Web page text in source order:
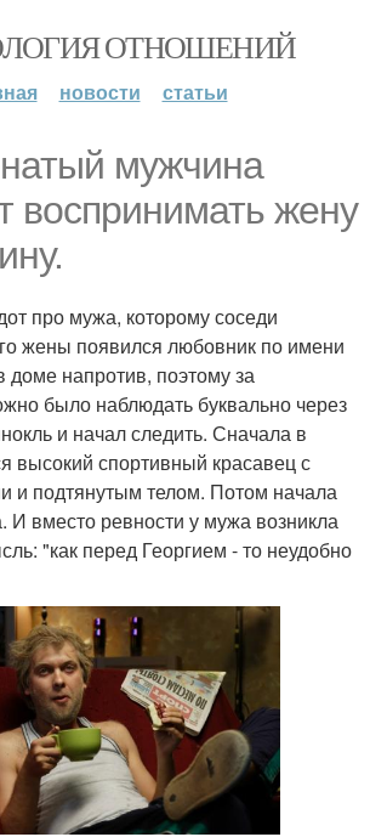
ОТНОШЕНИЙ
новости статьи
мужчина
воспринимать жену
про мужа, которому соседи
жены появился любовник по имени
доме напротив, поэтому за
было наблюдать буквально через
и начал следить. Сначала в
высокий спортивный красавец с
и подтянутым телом. Потом начала
И вместо ревности у мужа возникла
"как перед Георгием - то неудобно